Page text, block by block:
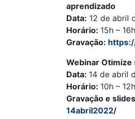
aprendizado
Data: 12 de abril
Horário: 15h – 16h
Gravação:
Webinar Otimize
Data: 14 de abril
Horário: 10h – 12h
Gravação e
14abril2022/